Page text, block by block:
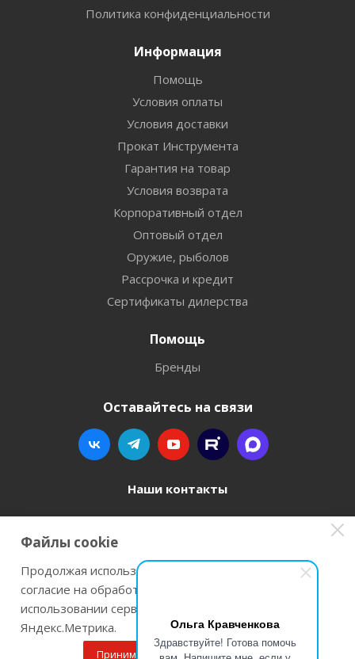
Ольга Кравченкова
Здравствуйте! Готова помочь
Политика конфиденциальности
Информация
Помощь
Условия оплаты
Условия доставки
Прокат Инструмента
Гарантия на товар
Условия возврата
Корпоративный отдел
Оптовый отдел
Оружие, рыболов
Рассрочка и кредит
Сертификаты дилерства
Помощь
Бренды
Оставайтесь на связи
Наши контакты
8 800 77-00-962
г. Пермь, ул. Павла Преображенского, д.6А,
Файлы cookie
Продолжая использовать наш сайт Вы даете
согласие на обработку файлов cookie и
использовании сервисов веб-аналитики
Яндекс.Метрика.
Принимаю Подробнее